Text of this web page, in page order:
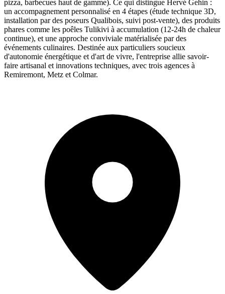
pizza, barbecues haut de gamme). Ce qui distingue Hervé Gehin :
un accompagnement personnalisé en 4 étapes (étude technique 3D,
installation par des poseurs Qualibois, suivi post-vente), des produits
phares comme les poêles Tulikivi à accumulation (12-24h de chaleur
continue), et une approche conviviale matérialisée par des
événements culinaires. Destinée aux particuliers soucieux
d'autonomie énergétique et d'art de vivre, l'entreprise allie savoir-
faire artisanal et innovations techniques, avec trois agences à
Remiremont, Metz et Colmar.